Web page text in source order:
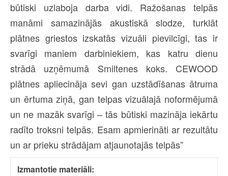
būtiski uzlaboja darba vidi. Ražošanas telpās
manāmi samazinājās akustiskā slodze, turklāt
plātnes griestos izskatās vizuāli pievilcīgi, tas ir
svarīgi maniem darbiniekiem, kas katru dienu
strādā uzņēmumā Smiltenes koks. CEWOOD
plātnes apliecināja sevi gan uzstādīšanas ātruma
un ērtuma ziņā, gan telpas vizuālajā noformējumā
un ne mazāk svarīgi – tās būtiski mazināja iekārtu
radīto troksni telpās. Esam apmierināti ar rezultātu
un ar prieku strādājam atjaunotajās telpās”
Izmantotie materiāli: